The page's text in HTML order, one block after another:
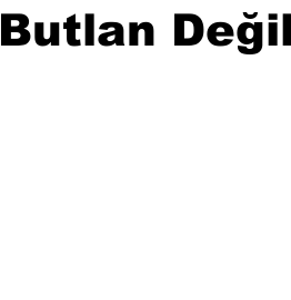
Butlan